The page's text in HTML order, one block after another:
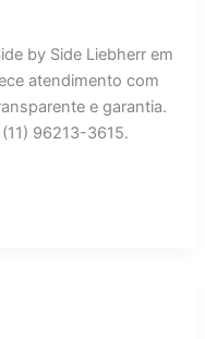
by Side Liebherr em
atendimento com
e garantia.
96213-3615.